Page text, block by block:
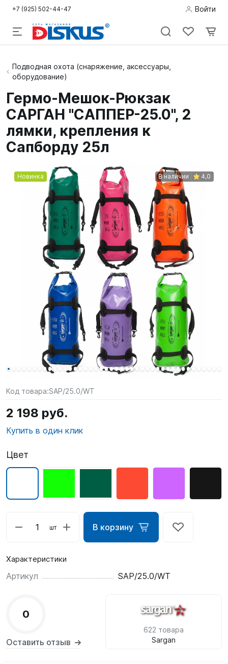
+7 (925) 502-44-47 Войти
Подводная
охота
Дайвинг
Снорклинг /
Пляж
Детям
Бассейн
сёрфинг
Подарочные
Подводная охота (снаряжение, аксессуары,
оборудование)
Гермо-Мешок-Рюкзак
САРГАН "САППЕР-25.0", 2
лямки, крепления к
Сапборду 25л
Новинка В наличии 4,0
Код товара:SAP/25.0/WT
2 198 руб.
Купить в один клик
Цвет
шт В корзину
Характеристики
Артикул SAP/25.0/WT
0
Оставить отзыв
622 товара
Sargan